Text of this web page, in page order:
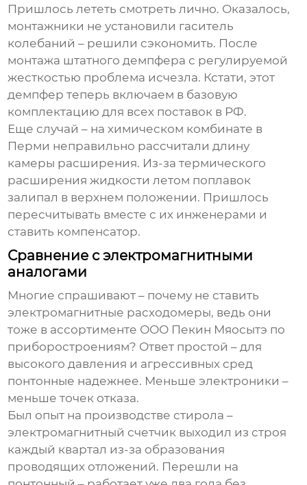
Пришлось лететь смотреть лично. Оказалось,
монтажники не установили гаситель
колебаний – решили сэкономить. После
монтажа штатного демпфера с регулируемой
жесткостью проблема исчезла. Кстати, этот
демпфер теперь включаем в базовую
комплектацию для всех поставок в РФ.
Еще случай – на химическом комбинате в
Перми неправильно рассчитали длину
камеры расширения. Из-за термического
расширения жидкости летом поплавок
залипал в верхнем положении. Пришлось
пересчитывать вместе с их инженерами и
ставить компенсатор.
Сравнение с электромагнитными
аналогами
Многие спрашивают – почему не ставить
электромагнитные расходомеры, ведь они
тоже в ассортименте ООО Пекин Мяосытэ по
приборостроениям? Ответ простой – для
высокого давления и агрессивных сред
понтонные надежнее. Меньше электроники –
меньше точек отказа.
Был опыт на производстве стирола –
электромагнитный счетчик выходил из строя
каждый квартал из-за образования
проводящих отложений. Перешли на